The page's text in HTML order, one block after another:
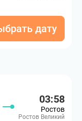
дату
03:58
Ростов
Ростов Великий